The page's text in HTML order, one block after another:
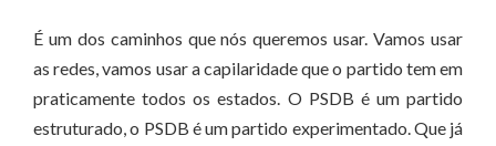
É um dos caminhos que nós queremos usar. Vamos usar
as redes, vamos usar a capilaridade que o partido tem em
praticamente todos os estados. O PSDB é um partido
estruturado, o PSDB é um partido experimentado. Que já